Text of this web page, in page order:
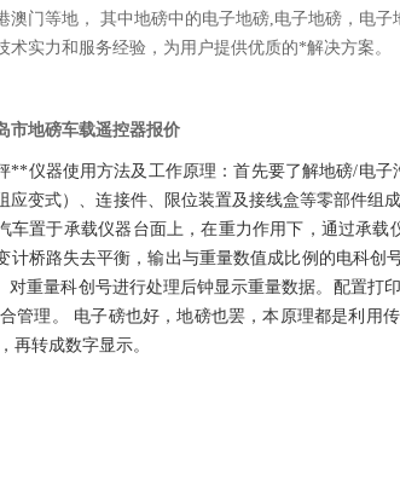
澳门等地， 其中地磅中的电子地磅,电子地磅，电
术实力和服务经验，为用户提供优质的*解决方案。
市地磅车载遥控器报价
**仪器使用方法及工作原理：首先要了解地磅/电
应变式）、连接件、限位装置及接线盒等零部件组
车置于承载仪器台面上，在重力作用下，通过承
计桥路失去平衡，输出与重量数值成比例的电科
对重量科创号进行处理后钟显示重量数据。配置打
管理。 电子磅也好，地磅也罢，本原理都是利用
再转成数字显示。